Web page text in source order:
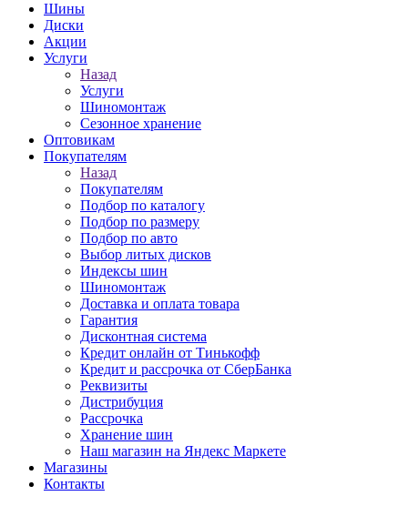
Шины
Диски
Акции
Услуги
Назад
Услуги
Шиномонтаж
Сезонное хранение
Оптовикам
Покупателям
Назад
Покупателям
Подбор по каталогу
Подбор по размеру
Подбор по авто
Выбор литых дисков
Индексы шин
Шиномонтаж
Доставка и оплата товара
Гарантия
Дисконтная система
Кредит онлайн от Тинькофф
Кредит и рассрочка от СберБанка
Реквизиты
Дистрибуция
Рассрочка
Хранение шин
Наш магазин на Яндекс Маркете
Магазины
Контакты